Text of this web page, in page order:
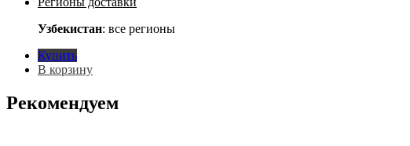
Узбекистан: все регионы
Купить
В корзину
Рекомендуем